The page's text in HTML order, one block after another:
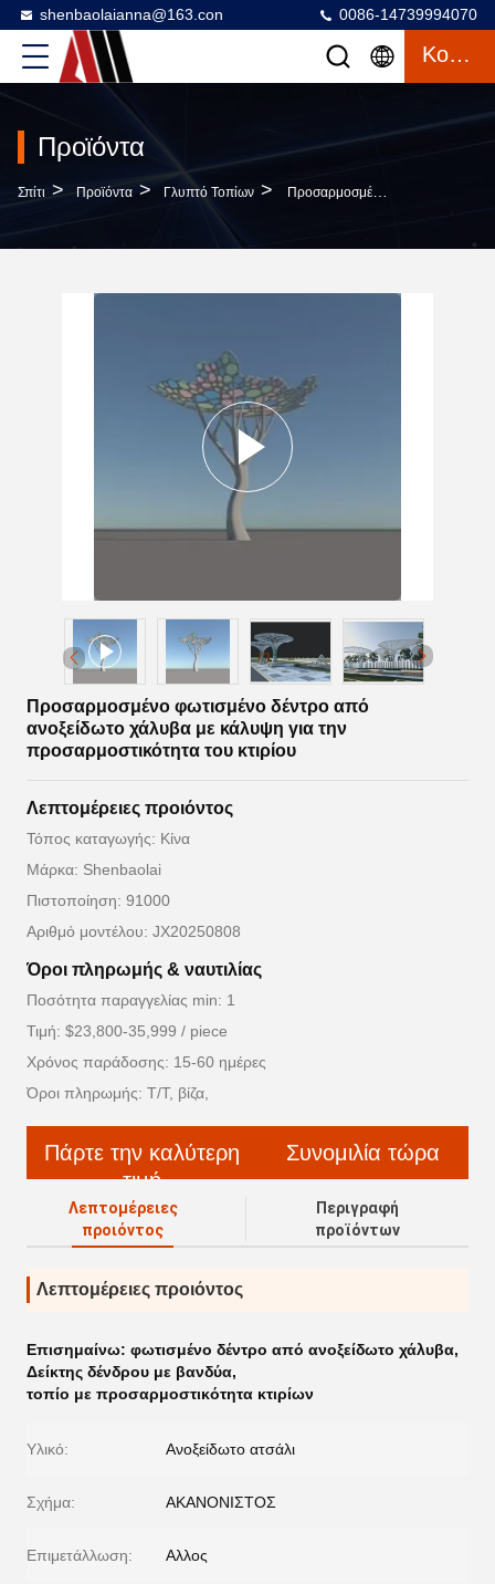
shenbaolaianna@163.con 0086-14739994070
Κουβέντα
Προϊόντα
Σπίτι > Προϊόντα > Γλυπτό Τοπίων > Προσαρμοσμένο Φωτισμένο Δέντρο Από Ανοξείδωτο Χάλυβα Με Κάλυψη Για Την Προσαρμοστικότητα Του Κτιρίου
Προσαρμοσμένο φωτισμένο δέντρο από
ανοξείδωτο χάλυβα με κάλυψη για την
προσαρμοστικότητα του κτιρίου
Λεπτομέρειες προιόντος
Τόπος καταγωγής: Κίνα
Μάρκα: Shenbaolai
Πιστοποίηση: 91000
Αριθμό μοντέλου: JX20250808
Όροι πληρωμής & ναυτιλίας
Ποσότητα παραγγελίας min: 1
Τιμή: $23,800-35,999 / piece
Χρόνος παράδοσης: 15-60 ημέρες
Όροι πληρωμής: T/T, βίζα,
Πάρτε την καλύτερη
τιμή
Συνομιλία τώρα
Λεπτομέρειες
προιόντος
Περιγραφή
προϊόντων
Λεπτομέρειες προιόντος
Επισημαίνω: φωτισμένο δέντρο από ανοξείδωτο χάλυβα,
Δείκτης δένδρου με βανδύα,
τοπίο με προσαρμοστικότητα κτιρίων
Υλικό: Ανοξείδωτο ατσάλι
Σχήμα: ΑΚΑΝΟΝΙΣΤΟΣ
Επιμετάλλωση: Αλλος